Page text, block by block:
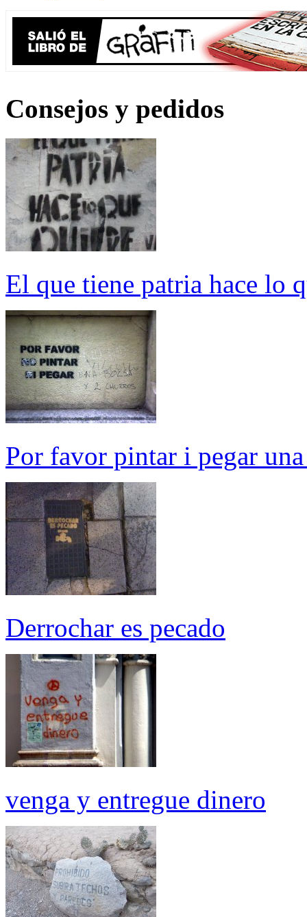
Consejos y pedidos
El que tiene patria hace lo
Por favor pintar i pegar
Derrochar es pecado
venga y entregue dinero